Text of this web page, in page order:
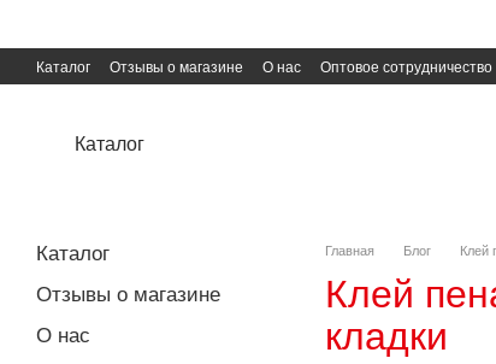
Каталог Отзывы о магазине О нас Оптовое сотрудничество
Каталог
Главная Блог Клей
Клей
кладки
Каталог
Отзывы о магазине
О нас